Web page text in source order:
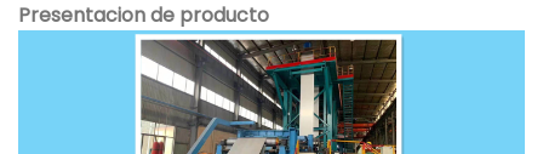
Presentacion de producto